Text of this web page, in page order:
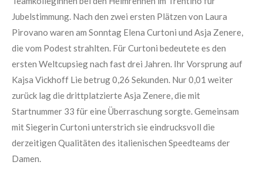
Jubelstimmung. Nach den zwei ersten Plätzen von Laura
Pirovano waren am Sonntag Elena Curtoni und Asja Zenere,
die vom Podest strahlten. Für Curtoni bedeutete es den
ersten Weltcupsieg nach fast drei Jahren. Ihr Vorsprung auf
Kajsa Vickhoff Lie betrug 0,26 Sekunden. Nur 0,01 weiter
zurück lag die drittplatzierte Asja Zenere, die mit
Startnummer 33 für eine Überraschung sorgte. Gemeinsam
mit Siegerin Curtoni unterstrich sie eindrucksvoll die
derzeitigen Qualitäten des italienischen Speedteams der
Damen.